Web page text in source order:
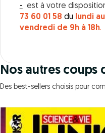
- est à votre
73 60 01 58 du
lundi au
vendredi de 9h à 18h.
Nos autres
Des best-sellers choisis pour